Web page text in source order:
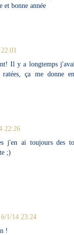
et bonne année
Il y a longtemps
ratées, ça me donne
22:26
j'en ai toujours des
;)
6/1/14 23:24
!